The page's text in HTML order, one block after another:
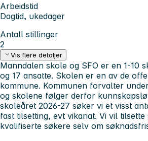
Arbeidstid
Dagtid, ukedager
Antall stillinger
2
Vis flere detaljer
Manndalen skole og SFO er en 1-10
og 17 ansatte. Skolen er en av de
kommune. Kommunen forvalter
og skolene følger derfor
skoleåret 2026-27 søker vi et visst
fast tilsetting, evt vikariat. Vi vil
kvalifiserte søkere selv om